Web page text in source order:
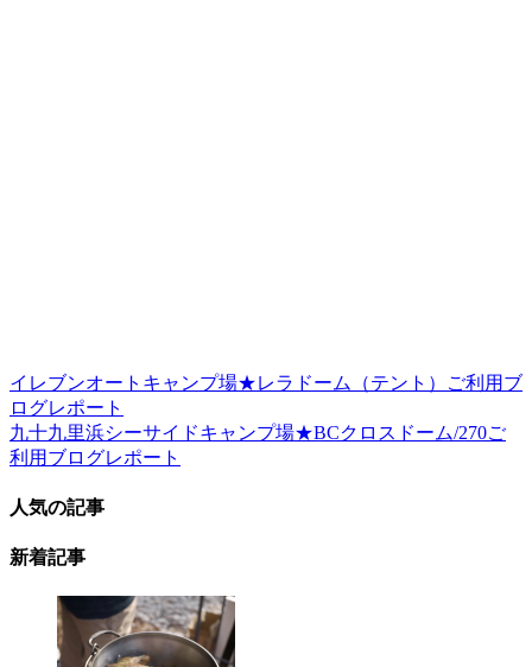
イレブンオートキャンプ場★レラドーム（テント）ご利用ブ
ログレポート
九十九里浜シーサイドキャンプ場★BCクロスドーム/270ご
利用ブログレポート
人気の記事
新着記事